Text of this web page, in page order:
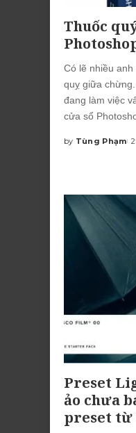
Thuốc
Có lẽ nhiều
quỵ giữa
đang làm việc
cửa sổ
Posted
by Tùng Phạm
Preset
ảo chưa
preset từ